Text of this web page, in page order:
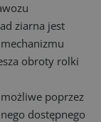
ziarna jest
obroty rolki
poprzez
dostępnego